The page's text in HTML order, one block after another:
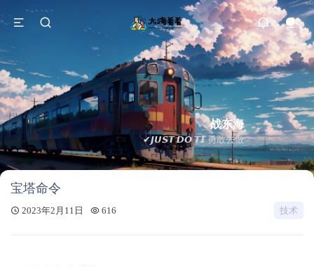
战东海
✔𝙅𝙐𝙎𝙏 𝘿𝙊 𝙏𝙄 勇敢去做
宝塔命令
2023年2月11日 616 技术